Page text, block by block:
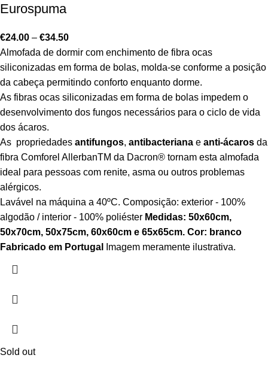
Eurospuma
€24.00 – €34.50
Almofada de dormir com enchimento de fibra ocas
siliconizadas em forma de bolas, molda-se conforme a posição
da cabeça permitindo conforto enquanto dorme.
As fibras ocas siliconizadas em forma de bolas impedem o
desenvolvimento dos fungos necessários para o ciclo de vida
dos ácaros.
As propriedades antifungos, antibacteriana e anti-ácaros da
fibra Comforel AllerbanTM da Dacron® tornam esta almofada
ideal para pessoas com renite, asma ou outros problemas
alérgicos.
Lavável na máquina a 40ºC. Composição: exterior - 100%
algodão / interior - 100% poliéster Medidas: 50x60cm,
50x70cm, 50x75cm, 60x60cm e 65x65cm. Cor: branco
Fabricado em Portugal
Imagem meramente ilustrativa.
Sold out